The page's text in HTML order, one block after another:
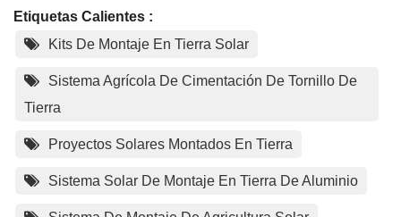
Etiquetas Calientes :
Kits De Montaje En Tierra Solar
Sistema Agrícola De Cimentación De Tornillo De
Tierra
Proyectos Solares Montados En Tierra
Sistema Solar De Montaje En Tierra De Aluminio